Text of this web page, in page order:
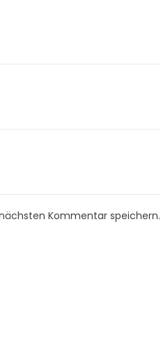
Kommentar speichern.